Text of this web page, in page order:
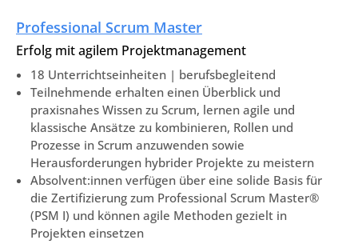
Professional Scrum Master
Erfolg mit agilem Projektmanagement
18 Unterrichtseinheiten | berufsbegleitend
Teilnehmende erhalten einen Überblick und
praxisnahes Wissen zu Scrum, lernen agile und
klassische Ansätze zu kombinieren, Rollen und
Prozesse in Scrum anzuwenden sowie
Herausforderungen hybrider Projekte zu meistern
Absolvent:innen verfügen über eine solide Basis für
die Zertifizierung zum Professional Scrum Master®
(PSM I) und können agile Methoden gezielt in
Projekten einsetzen